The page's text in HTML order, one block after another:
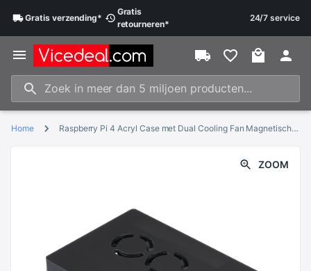
Gratisverzending*
Gratis
retourneren*
24/7 service
Home Raspberry Pi 4 Acryl Case met Dual Cooling Fan Magnetische Installatie zonder Schroef RPI 4 Model B Magnetische Shell doos
ZOOM